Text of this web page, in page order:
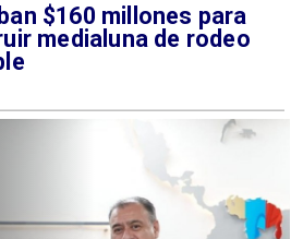
$160 millones para
medialuna de rodeo